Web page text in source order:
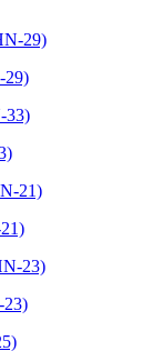
29)
23)